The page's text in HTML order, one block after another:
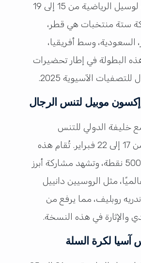
تُقام في صالة لوسيل الرياضية من 15 إلى 19
ستة منتخبات هي قطر،
السعودية، وسط أفريقيا،
هذه البطولة في إطار تحضيرات
الآسيوية 2025.
موبيل لتنس الرجال
خليفة الدولي للتنس
والاسكواش من 17 إلى 22 فبراير. تُقام هذه
البطولة لفئة 500 نقطة، وتشهد مشاركة أبرز
مثل الروسيين دانييل
روبليف، مما يرفع من
والإثارة في هذه النسخة.
آسيا لكرة السلة